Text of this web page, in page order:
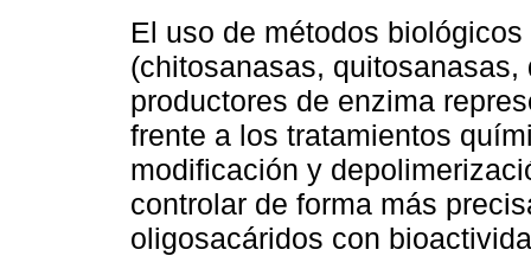
El uso de métodos
(chitosanasas,
productores de enzima
frente a los tratamientos
modificación y
controlar de forma más
oligosacáridos con